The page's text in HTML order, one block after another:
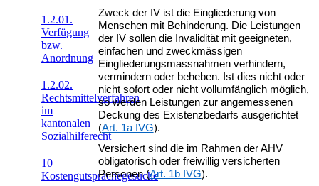
1.2.01.
Verfügung
bzw.
Anordnung
1.2.02.
Rechtsmittelverfahren
im
kantonalen
Sozialhilferecht
10
Kostengutsprachegesuche
Zweck der IV ist die Eingliederung von
Menschen mit Behinderung. Die Leistungen
der IV sollen die Invalidität mit geeigneten,
einfachen und zweckmässigen
Eingliederungsmassnah­men verhindern,
vermindern oder beheben. Ist dies nicht oder
nicht sofort oder nicht vollumfänglich möglich,
so werden Leistungen zur angemessenen
Deckung des Existenzbedarfs ausgerichtet
(Art. 1a IVG).
Versichert sind die im Rahmen der AHV
obligatorisch oder freiwillig versicherten
Personen (Art. 1b IVG).